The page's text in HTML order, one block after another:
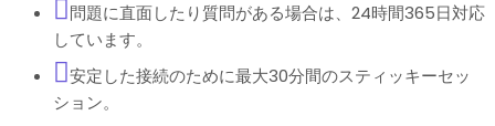
問題に直面したり質問がある場合は、24時間365日対応
しています。
安定した接続のために最大30分間のスティッキーセッ
ション。